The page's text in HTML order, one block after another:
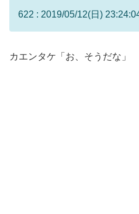
622 : 2019/05/12(日)
カエンタケ「お、そうだな」